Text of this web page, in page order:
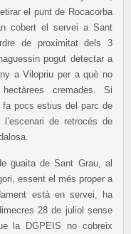
el punt de Rocacorba
cobert el servei a Sant
de proximitat dels 3
pogut detectar a
a Vilopriu per a què no
cremades. Si
pocs estius del parc de
de retrocés de
guaita de Sant Grau, al
essent el més proper a
està en servei, ha
28 de juliol sense
la DGPEIS no cobreix